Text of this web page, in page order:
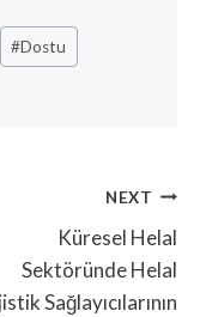
#Dostu
NEXT
Küresel Helal
Sektöründe Helal
Sağlayıcılarının